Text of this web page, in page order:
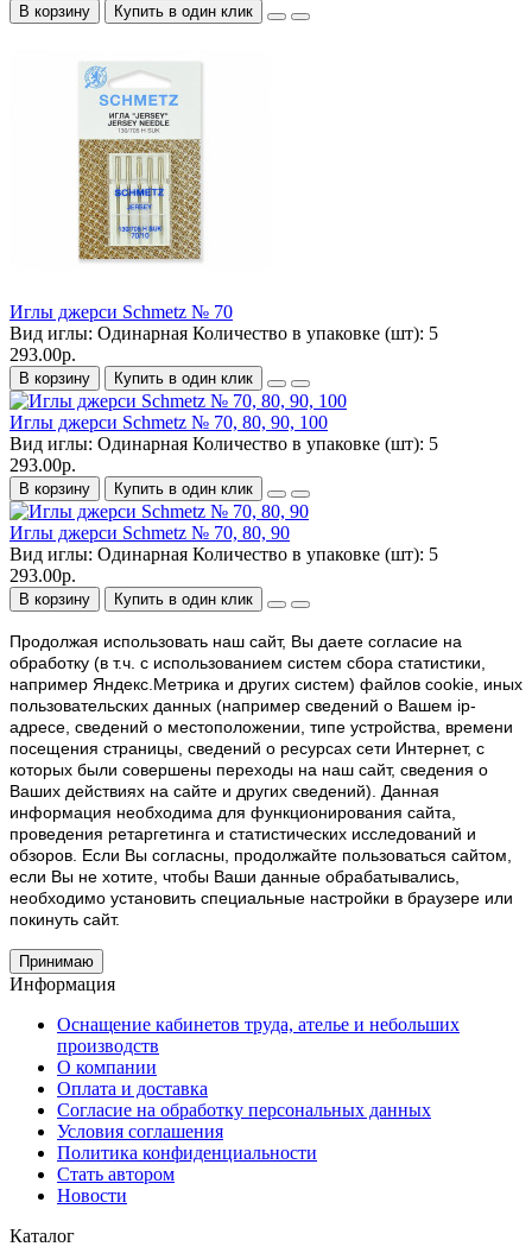
В корзину Купить в один клик
Иглы джерси Schmetz № 70
Вид иглы: Одинарная Количество в упаковке (шт): 5
293.00р.
В корзину Купить в один клик
Иглы джерси Schmetz № 70, 80, 90, 100
Вид иглы: Одинарная Количество в упаковке (шт): 5
293.00р.
В корзину Купить в один клик
Иглы джерси Schmetz № 70, 80, 90
Вид иглы: Одинарная Количество в упаковке (шт): 5
293.00р.
В корзину Купить в один клик
Продолжая использовать наш cайт, Вы даете согласие на
обработку (в т.ч. с использованием систем сбора статистики,
например Яндекс.Метрика и других систем) файлов cookie, иных
пользовательских данных (например сведений о Вашем ip-
адресе, сведений о местоположении, типе устройства, времени
посещения страницы, сведений о ресурсах сети Интернет, с
которых были совершены переходы на наш сайт, сведения о
Ваших действиях на сайте и других сведений). Данная
информация необходима для функционирования сайта,
проведения ретаргетинга и статистических исследований и
обзоров. Если Вы согласны, продолжайте пользоваться сайтом,
если Вы не хотите, чтобы Ваши данные обрабатывались,
необходимо установить специальные настройки в браузере или
покинуть сайт.
Принимаю
Информация
Оснащение кабинетов труда, ателье и небольших
производств
О компании
Оплата и доставка
Согласие на обработку персональных данных
Условия соглашения
Политика конфиденциальности
Стать автором
Новости
Каталог